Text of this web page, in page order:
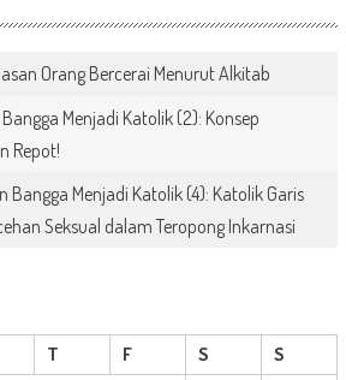
Orang Bercerai Menurut Alkitab
Bangga Menjadi Katolik (2): Konsep
Repot!
Bangga Menjadi Katolik (4): Katolik Garis
Seksual dalam Teropong Inkarnasi
T F S
S